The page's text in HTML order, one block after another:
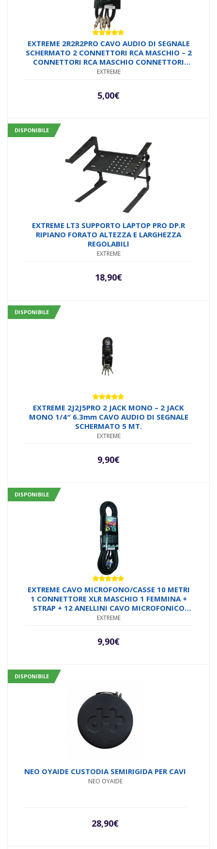
Valutato
5.00su 5
EXTREME 2R2R2PRO CAVO AUDIO DI SEGNALE
SCHERMATO 2 CONNETTORI RCA MASCHIO – 2
CONNETTORI RCA MASCHIO CONNETTORI
SMONTABILI IN METALLO LUNGHEZZA 2
EXTREME
5,00€
DISPONIBILE
EXTREME LT3 SUPPORTO LAPTOP PRO DP.R
RIPIANO FORATO ALTEZZA E LARGHEZZA
REGOLABILI
EXTREME
18,90€
DISPONIBILE
Valutato
5.00su 5
EXTREME 2J2J5PRO 2 JACK MONO – 2 JACK
MONO 1/4″ 6.3mm CAVO AUDIO DI SEGNALE
SCHERMATO 5 MT.
EXTREME
9,90€
DISPONIBILE
Valutato
5.00su 5
EXTREME CAVO MICROFONO/CASSE 10 METRI
1 CONNETTORE XLR MASCHIO 1 FEMMINA +
STRAP + 12 ANELLINI CAVO MICROFONICO
6.5MM CONNETTORI SMONTABILI METALLO
EXTREME
9,90€
DISPONIBILE
NEO OYAIDE CUSTODIA SEMIRIGIDA PER CAVI
NEO OYAIDE
28,90€